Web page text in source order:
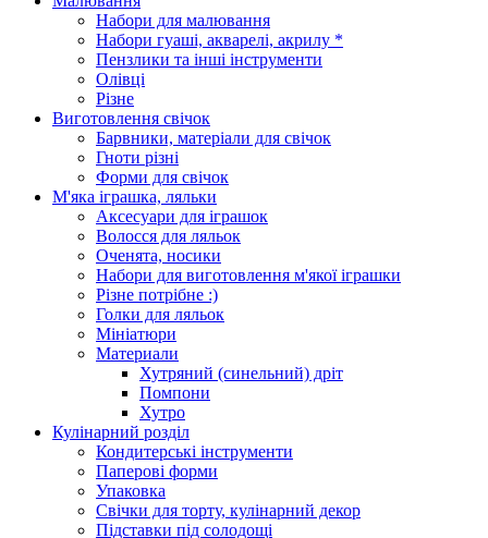
Набори для малювання
Набори гуаші, акварелі, акрилу *
Пензлики та інші інструменти
Олівці
Різне
Виготовлення свічок
Барвники, матеріали для свічок
Гноти різні
Форми для свічок
М'яка іграшка, ляльки
Аксесуари для іграшок
Волосся для ляльок
Оченята, носики
Набори для виготовлення м'якої іграшки
Різне потрібне :)
Голки для ляльок
Мініатюри
Материали
Хутряний (синельний) дріт
Помпони
Хутро
Кулінарний розділ
Кондитерські інструменти
Паперові форми
Упаковка
Свічки для торту, кулінарний декор
Підставки під солодощі